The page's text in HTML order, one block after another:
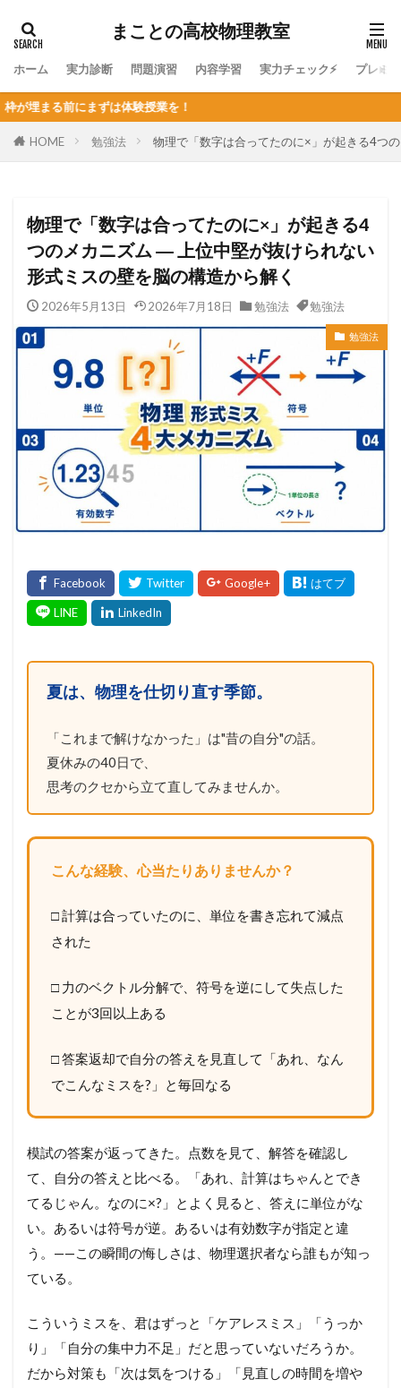
まことの高校物理教室
ホーム 実力診断 問題演習 内容学習 実力チェック⚡ プレミ
業を！
HOME 勉強法 物理で「数字は合ってたのに×」が起きる4つ
物理で「数字は合ってたのに×」が起きる4
つのメカニズム ― 上位中堅が抜けられない
形式ミスの壁を脳の構造から解く
2026年5月13日 2026年7月18日 勉強法 勉強法
勉強法
夏は、物理を仕切り直す季節。
「これまで解けなかった」は"昔の自分"の話。
夏休みの40日で、
思考のクセから立て直してみませんか。
こんな経験、心当たりありませんか？
□ 計算は合っていたのに、単位を書き忘れて減点
された
□ 力のベクトル分解で、符号を逆にして失点した
ことが3回以上ある
□ 答案返却で自分の答えを見直して「あれ、なん
でこんなミスを?」と毎回なる
模試の答案が返ってきた。点数を見て、解答を確認し
て、自分の答えと比べる。「あれ、計算はちゃんとでき
てるじゃん。なのに×?」とよく見ると、答えに単位がな
い。あるいは符号が逆。あるいは有効数字が指定と違
う。——この瞬間の悔しさは、物理選択者なら誰もが知っ
ている。
こういうミスを、君はずっと「ケアレスミス」「うっか
り」「自分の集中力不足」だと思っていないだろうか。
だから対策も「次は気をつける」「見直しの時間を増や